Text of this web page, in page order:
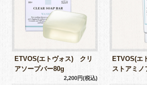
ETVOS(エトヴォス) クリ
アソープバー80g
2,200円(税込)
ETVOS(エ
ストアミノ